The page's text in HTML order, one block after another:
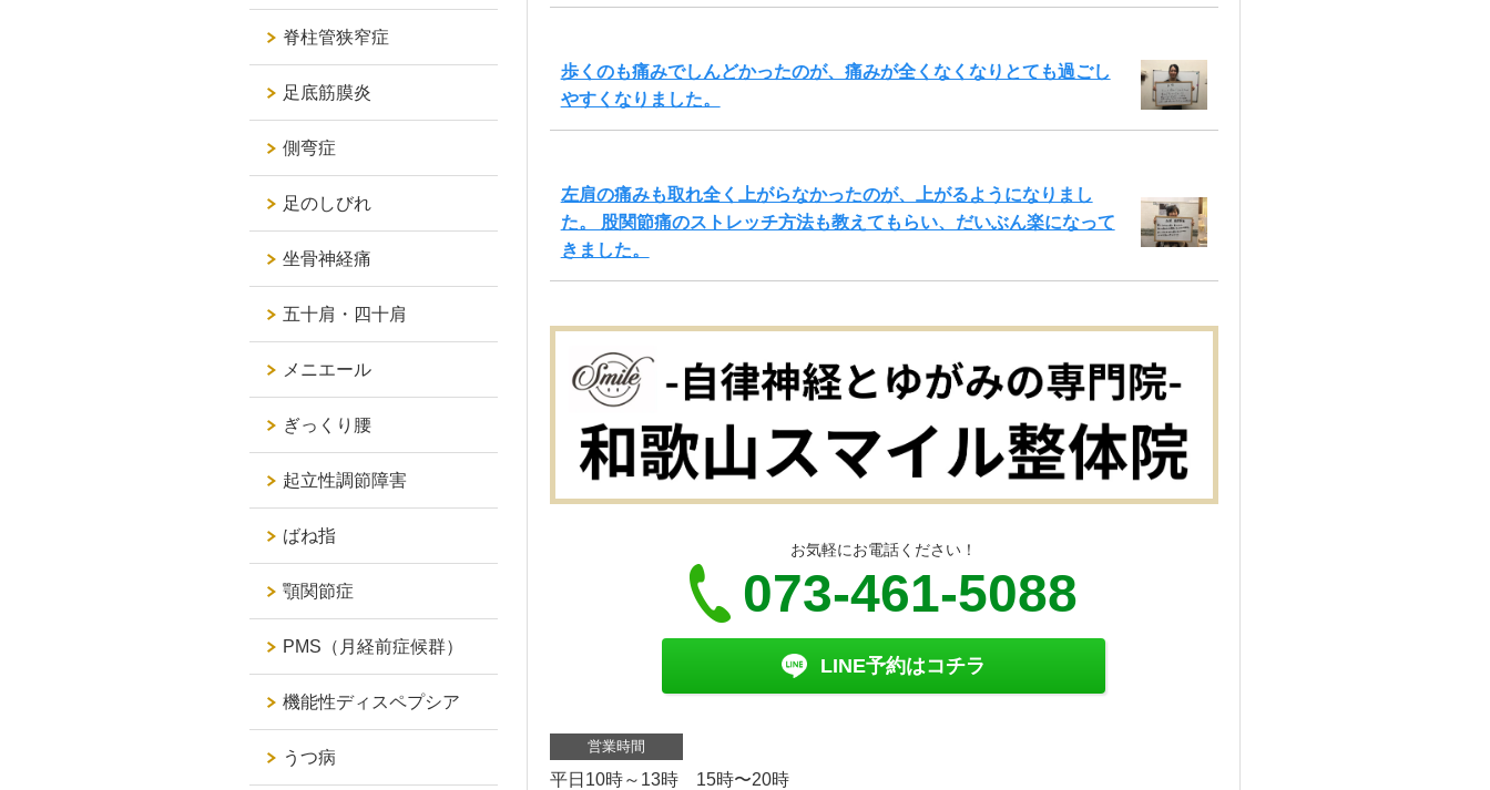
歩くのも痛みでしんどかったのが、痛みが全くなくなりとても過ごし
やすくなりました。
左肩の痛みも取れ全く上がらなかったのが、上がるようになりまし
た。 股関節痛のストレッチ方法も教えてもらい、だいぶん楽になって
きました。
お気軽にお電話ください！
073-461-5088
LINE予約はコチラ
営業時間
平日10時～13時 15時〜20時
脊柱管狭窄症
足底筋膜炎
側弯症
足のしびれ
坐骨神経痛
五十肩・四十肩
メニエール
ぎっくり腰
起立性調節障害
ばね指
顎関節症
PMS（月経前症候群）
機能性ディスペプシア
うつ病